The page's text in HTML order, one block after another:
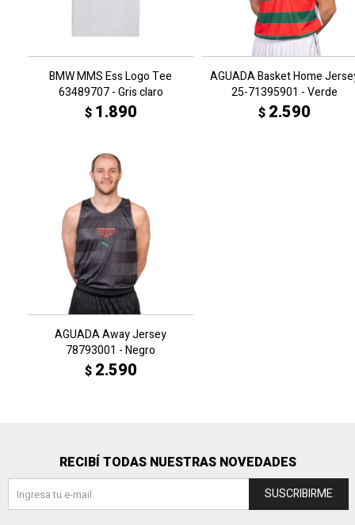
BMW MMS Ess Logo Tee
63489707 - Gris claro
$ 1.890
AGUADA Basket Home
25-71395901 - Verde
$ 2.590
AGUADA Away Jersey
78793001 - Negro
$ 2.590
RECIBÍ TODAS NUESTRAS NOVEDADES
SUSCRIBIRME